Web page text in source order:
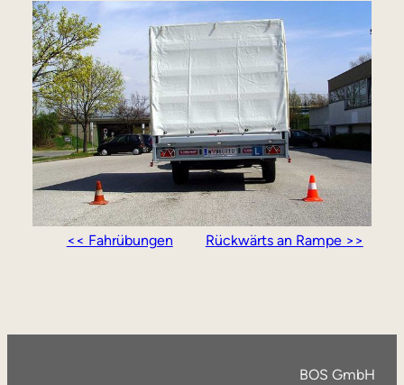
<< Fahrübungen Rückwärts an Rampe >>
BOS GmbH